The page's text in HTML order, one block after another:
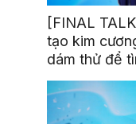
[FINAL
tạo kim
dám thử để
mình